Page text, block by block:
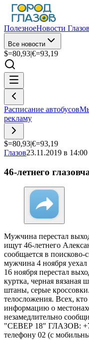
ПолезноеНовости
Все новости
$=80,93|€=93,19
Расписание автобусов
рекламу
$=80,93|€=93,19
Глазов23.11.2019 в 14:00
46-летнего
Мужчина перестал
ищут 46-летнего
сообщается в поисково-
мужчина 4 ноября уехал
16 ноября перестал
куртка, черная вязаная
штаны, серые
телосложения. Всех,
информацию о
незамедлительно
"СЕВЕР 18" ГЛАЗОВ: +7
телефону 02 (с